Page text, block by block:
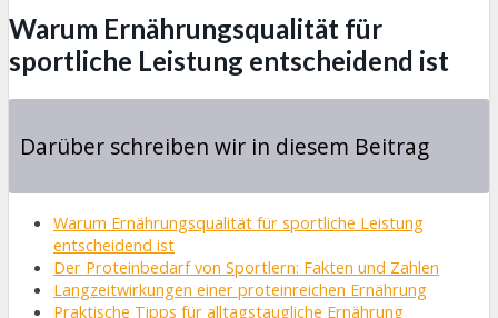
Warum Ernährungsqualität für
sportliche Leistung entscheidend ist
Darüber schreiben wir in diesem Beitrag
Warum Ernährungsqualität für sportliche Leistung
entscheidend ist
Der Proteinbedarf von Sportlern: Fakten und Zahlen
Langzeitwirkungen einer proteinreichen Ernährung
Praktische Tipps für alltagstaugliche Ernährung